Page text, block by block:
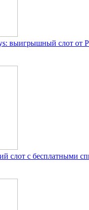
выигрышный слот от
слот с бесплатными